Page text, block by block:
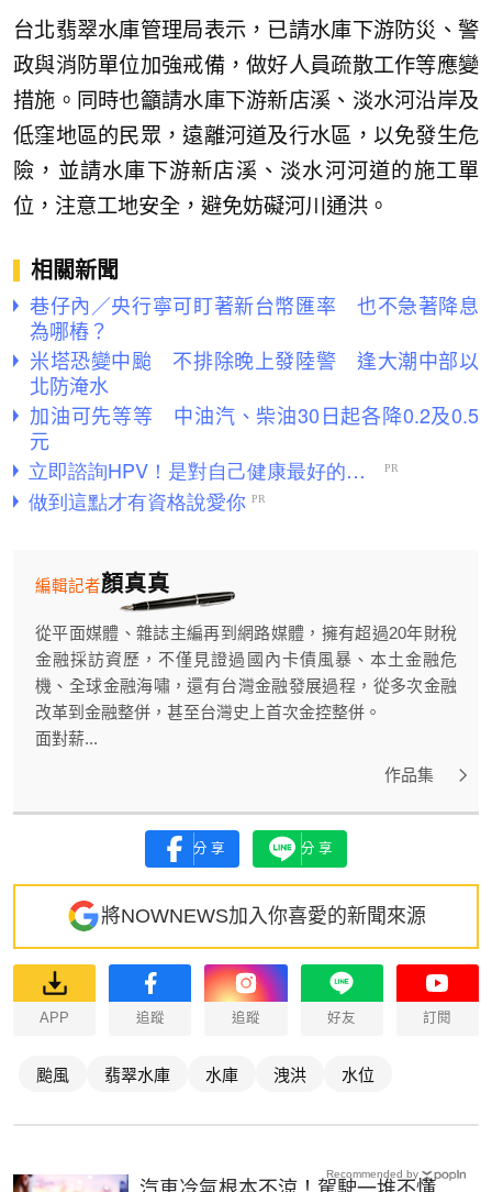
台北翡翠水庫管理局表示，已請水庫下游防災、警
政與消防單位加強戒備，做好人員疏散工作等應變
措施。同時也籲請水庫下游新店溪、淡水河沿岸及
低窪地區的民眾，遠離河道及行水區，以免發生危
險，並請水庫下游新店溪、淡水河河道的施工單
位，注意工地安全，避免妨礙河川通洪。
相關新聞
巷仔內／央行寧可盯著新台幣匯率 也不急著降息
為哪樁？
米塔恐變中颱 不排除晚上發陸警 逢大潮中部以
北防淹水
加油可先等等 中油汽、柴油30日起各降0.2及0.5
元
顏真真
編輯記者
從平面媒體、雜誌主編再到網路媒體，擁有超過20年財稅
金融採訪資歷，不僅見證過國內卡債風暴、本土金融危
機、全球金融海嘯，還有台灣金融發展過程，從多次金融
改革到金融整併，甚至台灣史上首次金控整併。
面對薪...
作品集
分享 分享
將NOWNEWS加入你喜愛的新聞來源
APP 追蹤 追蹤 好友 訂閱
颱風 翡翠水庫 水庫 洩洪 水位
Recommended by